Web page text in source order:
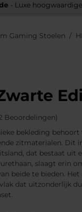
- Luxe
Ontwerp- Biedt optimale
Gaming Stoelen
Beoordelingen)
bekleding
zitmaterialen. Dit
dat bestaat uit
slaagt erin
beide te bieden.
dat uitzonderlijk